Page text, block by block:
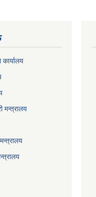
कार्यालय
मन्त्रालय